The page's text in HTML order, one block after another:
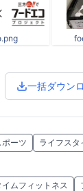
一括ダウン
ポーツ ライフスタ
イムフィットネス